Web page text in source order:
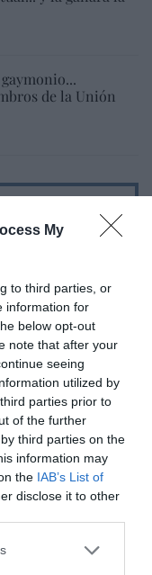
My
to third parties, or
information for
below opt-out
note that after your
seeing
utilized by
parties prior to
of the further
third parties on the
information may
the IAB’s List of
disclose it to other
de la Unión
de
trabajo
SANCHISTA
Hazte
Mareta: